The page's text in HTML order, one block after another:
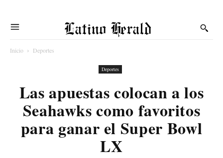
Latino Herald
Inicio Deportes
Deportes
Las apuestas colocan a los
Seahawks como favoritos
para ganar el Super Bowl
LX